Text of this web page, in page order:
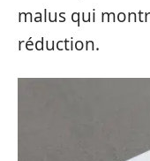
malus qui
réduction.